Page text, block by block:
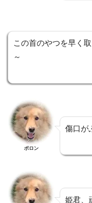
この首のやつを早く
～
ポロン
傷口が
姫君、